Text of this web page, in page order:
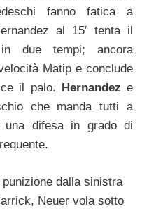
fanno fatica a
al 15′ tenta il
due tempi; ancora
Matip e conclude
il palo. Hernandez e
che manda tutti a
una difesa in grado di
dalla sinistra
Neuer vola sotto